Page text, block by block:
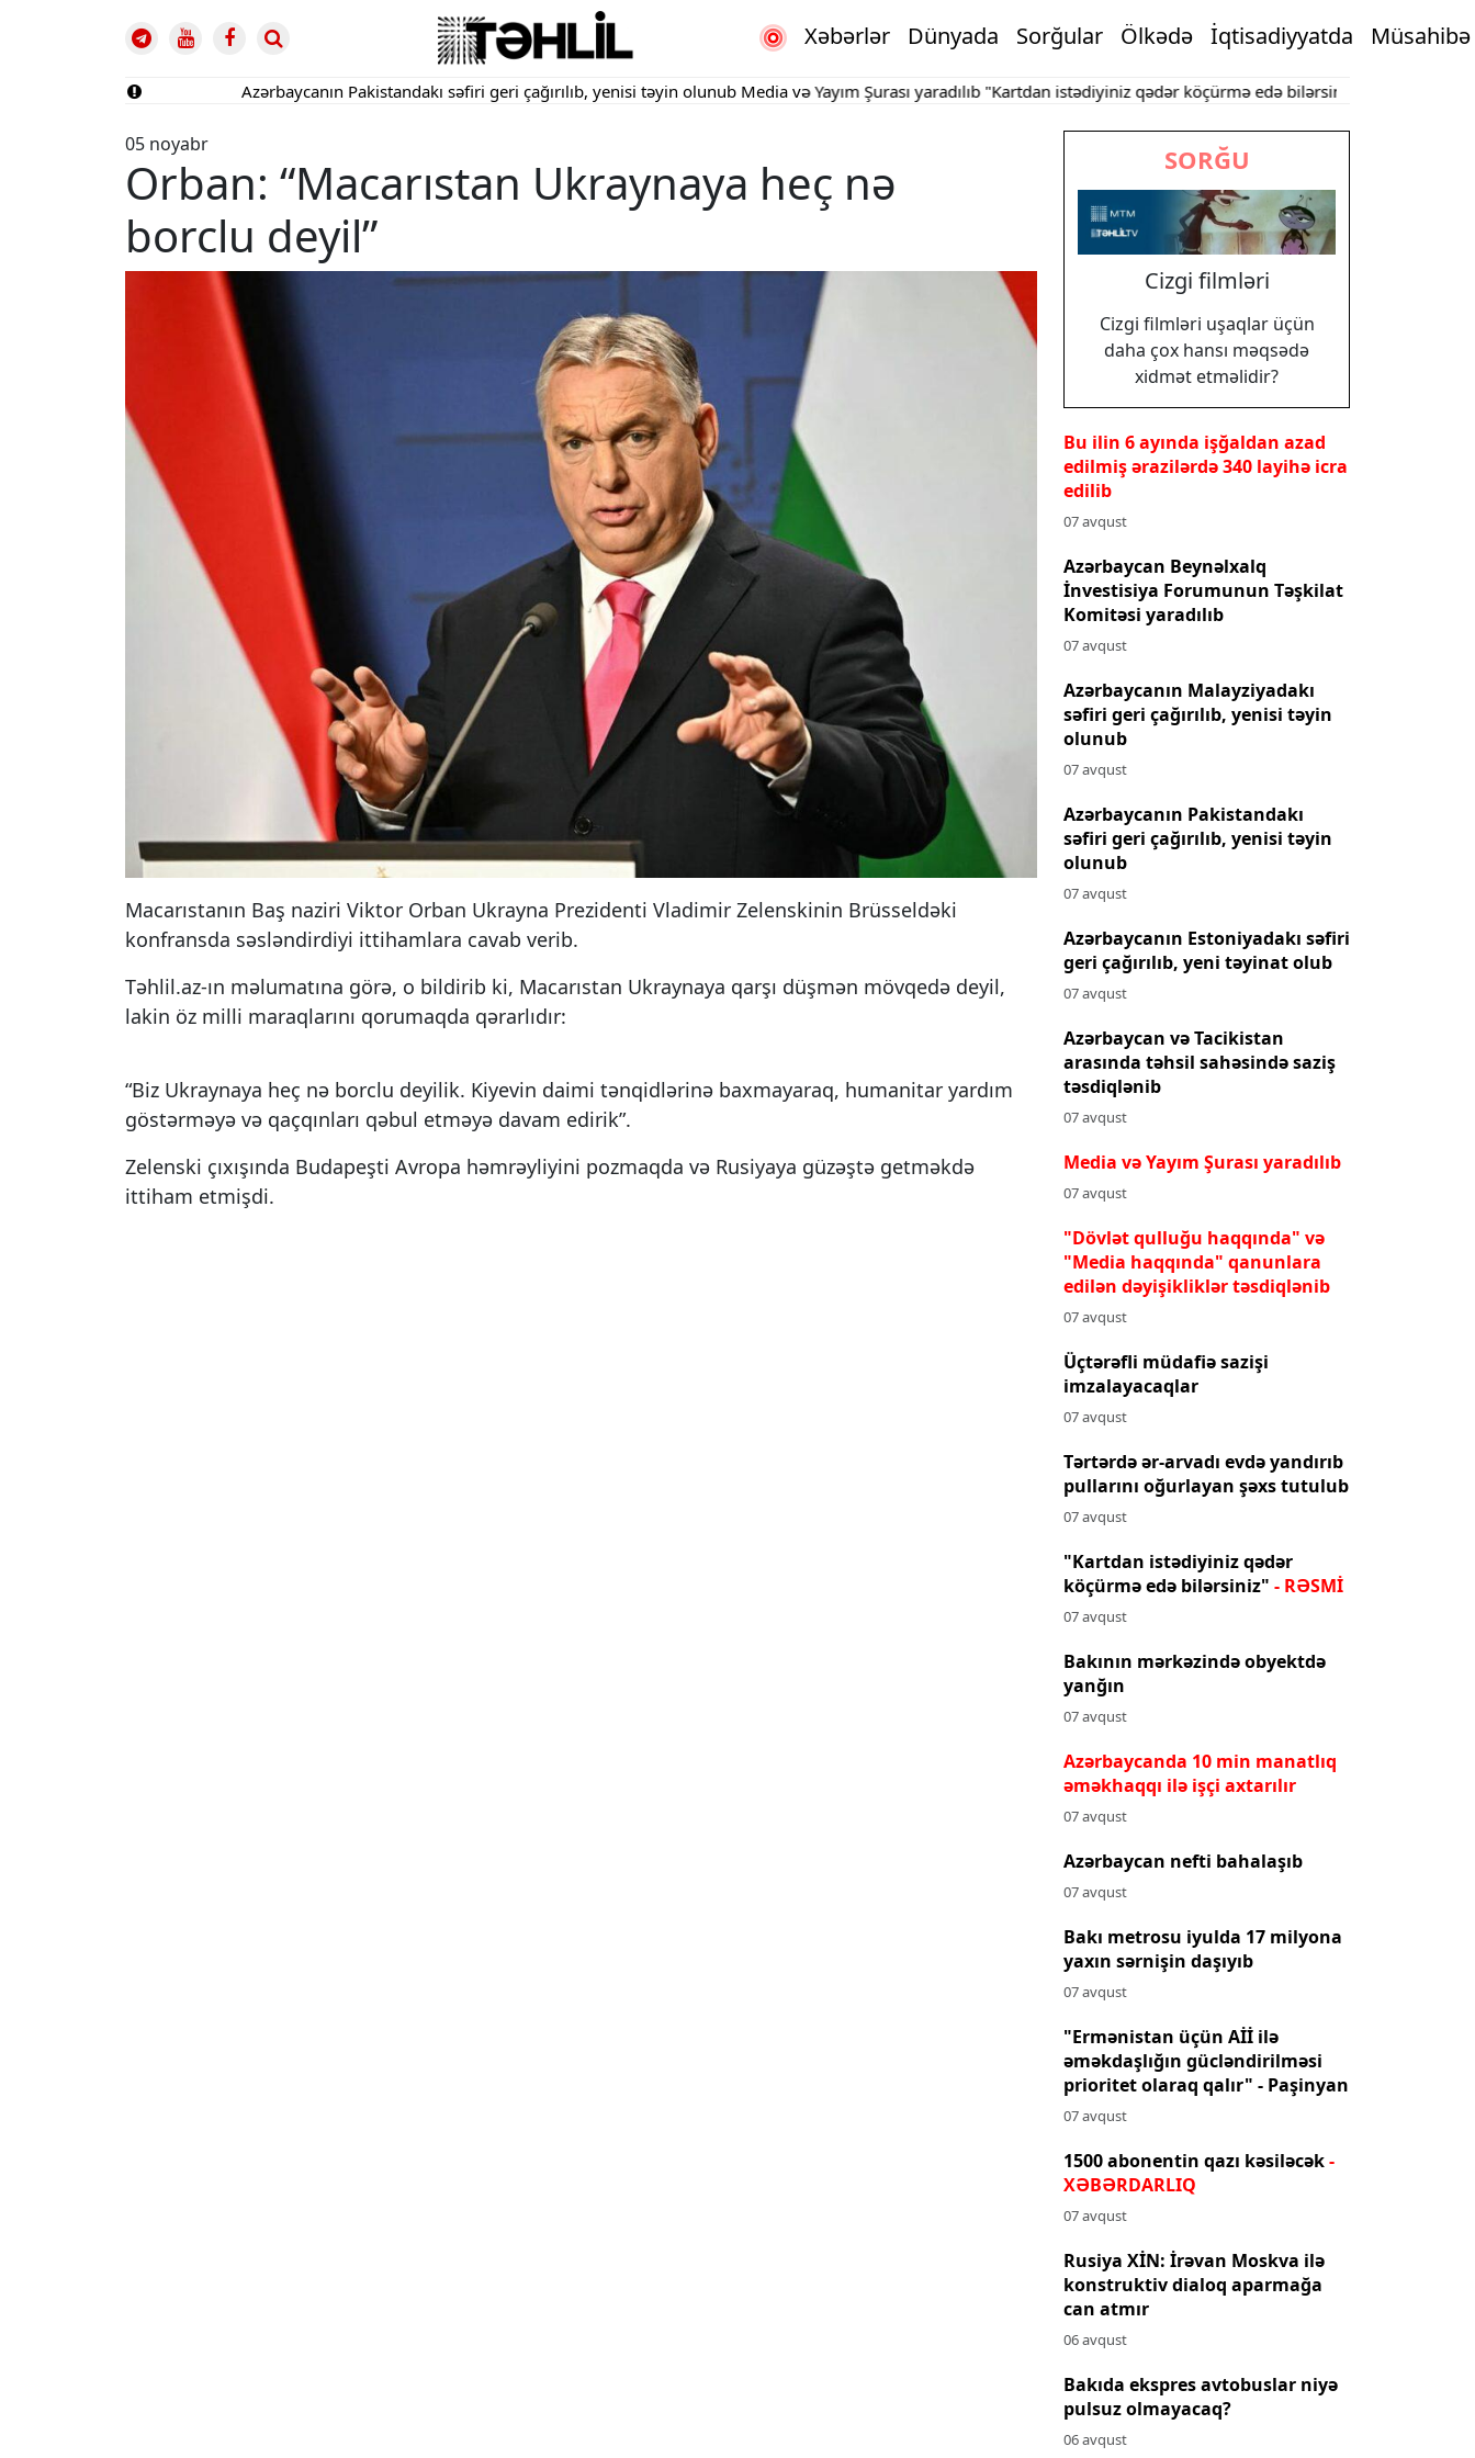
Xəbərlər Dünyada Sorğular Ölkədə İqtisadiyyatda Müsahibə
Azərbaycanın Pakistandakı səfiri geri çağırılıb, yenisi təyin olunub Media və Yayım Şurası yaradılıb "Kartdan istədiyiniz qədər köçürmə edə bilərsiniz" Bakının
05 noyabr
Orban: “Macarıstan Ukraynaya heç nə
borclu deyil”
Macarıstanın Baş naziri Viktor Orban Ukrayna Prezidenti Vladimir Zelenskinin Brüsseldəki
konfransda səsləndirdiyi ittihamlara cavab verib.
Təhlil.az-ın məlumatına görə, o bildirib ki, Macarıstan Ukraynaya qarşı düşmən mövqedə deyil,
lakin öz milli maraqlarını qorumaqda qərarlıdır:
“Biz Ukraynaya heç nə borclu deyilik. Kiyevin daimi tənqidlərinə baxmayaraq, humanitar yardım
göstərməyə və qaçqınları qəbul etməyə davam edirik”.
Zelenski çıxışında Budapeşti Avropa həmrəyliyini pozmaqda və Rusiyaya güzəştə getməkdə
ittiham etmişdi.
SORĞU
Cizgi filmləri
Cizgi filmləri uşaqlar üçün
daha çox hansı məqsədə
xidmət etməlidir?
Bu ilin 6 ayında işğaldan azad
edilmiş ərazilərdə 340 layihə icra
edilib
07 avqust
Azərbaycan Beynəlxalq
İnvestisiya Forumunun Təşkilat
Komitəsi yaradılıb
07 avqust
Azərbaycanın Malayziyadakı
səfiri geri çağırılıb, yenisi təyin
olunub
07 avqust
Azərbaycanın Pakistandakı
səfiri geri çağırılıb, yenisi təyin
olunub
07 avqust
Azərbaycanın Estoniyadakı səfiri
geri çağırılıb, yeni təyinat olub
07 avqust
Azərbaycan və Tacikistan
arasında təhsil sahəsində saziş
təsdiqlənib
07 avqust
Media və Yayım Şurası yaradılıb
07 avqust
"Dövlət qulluğu haqqında" və
"Media haqqında" qanunlara
edilən dəyişikliklər təsdiqlənib
07 avqust
Üçtərəfli müdafiə sazişi
imzalayacaqlar
07 avqust
Tərtərdə ər-arvadı evdə yandırıb
pullarını oğurlayan şəxs tutulub
07 avqust
"Kartdan istədiyiniz qədər
köçürmə edə bilərsiniz" - RƏSMİ
07 avqust
Bakının mərkəzində obyektdə
yanğın
07 avqust
Azərbaycanda 10 min manatlıq
əməkhaqqı ilə işçi axtarılır
07 avqust
Azərbaycan nefti bahalaşıb
07 avqust
Bakı metrosu iyulda 17 milyona
yaxın sərnişin daşıyıb
07 avqust
"Ermənistan üçün Aİİ ilə
əməkdaşlığın gücləndirilməsi
prioritet olaraq qalır" - Paşinyan
07 avqust
1500 abonentin qazı kəsiləcək-
XƏBƏRDARLIQ
07 avqust
Rusiya XİN: İrəvan Moskva ilə
konstruktiv dialoq aparmağa
can atmır
06 avqust
Bakıda ekspres avtobuslar niyə
pulsuz olmayacaq?
06 avqust